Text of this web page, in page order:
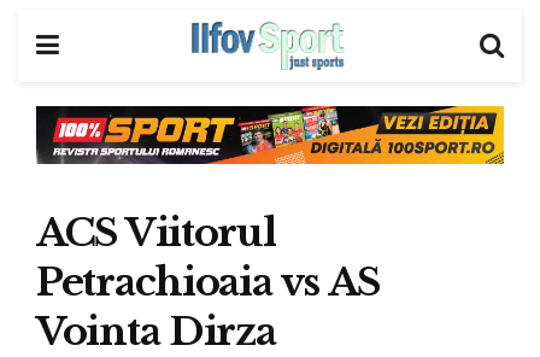
ACS Viitorul
Petrachioaia vs AS
Vointa Dirza